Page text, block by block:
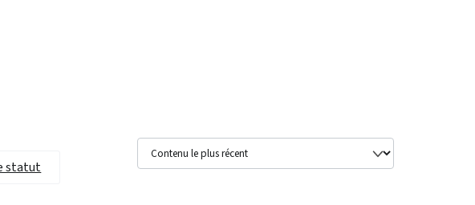
statut